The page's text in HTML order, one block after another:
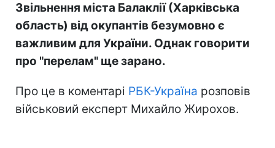
Звільнення міста Балаклії (Харківська
область) від окупантів безумовно є
важливим для України. Однак говорити
про "перелам" ще зарано.
Про це в коментарі РБК-Україна розповів
військовий експерт Михайло Жирохов.